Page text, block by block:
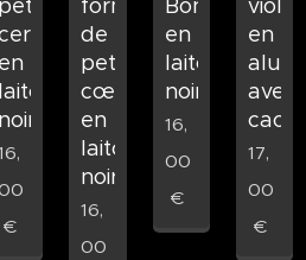
petit
en
laiton
noir
€
forme
de
petit
cœur
en
laiton
noir
16,
00
Bone
en
laiton
noir
16,
00
€
violet
en
avec
17,
00
€